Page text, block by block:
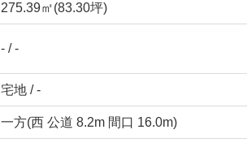
275.39㎡(83.30坪)
- / -
宅地 / -
一方(西 公道 8.2m 間口 16.0m)